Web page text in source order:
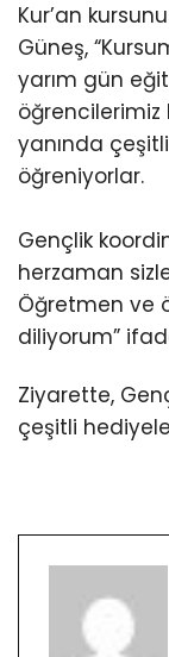
Kur’an
Güneş,
yarım gün
öğrencilerimiz
yanında
öğreniyorlar.
Gençlik
herzaman
Öğretmen ve
diliyorum”
Ziyarette,
çeşitli